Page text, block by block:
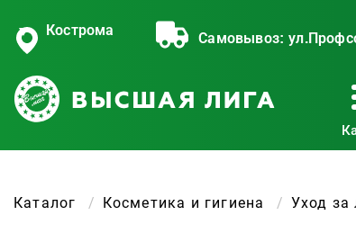
Кострома
Самовывоз:
Каталог Косметика и гигиена Уход за